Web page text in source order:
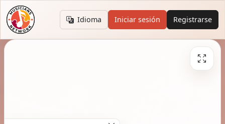
Idioma Iniciar sesión Registrarse